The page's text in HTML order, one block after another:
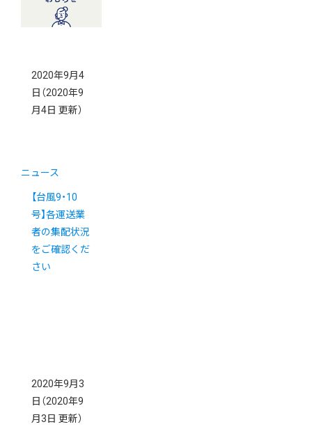
2020年9月4
日 （2020年9
月4日 更新）
ニュース
【台風9・10
号】各運送業
者の集配状況
をご確認くだ
さい
2020年9月3
日 （2020年9
月3日 更新）